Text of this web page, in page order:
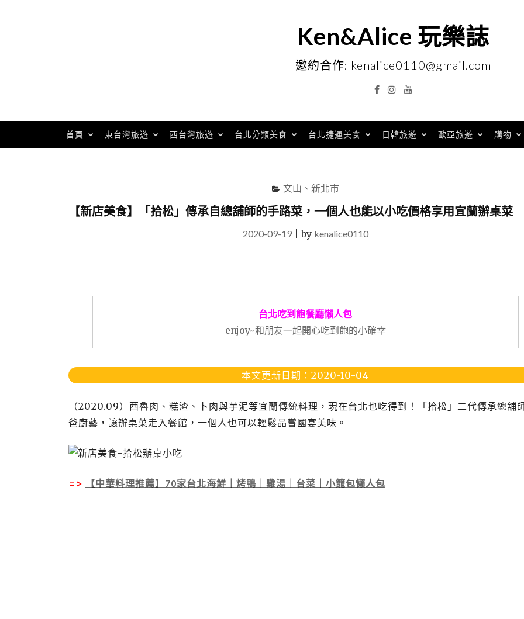
Ken&Alice 玩樂誌
邀約合作: kenalice0110@gmail.com
FacebookInstagramYouTube
首頁 東台灣旅遊 西台灣旅遊 台北分類美食 台北捷運美食 日韓旅遊 歐亞旅遊 購物
文山、新北市
【新店美食】「拾松」傳承自總舖師的手路菜，一個人也能以小吃價格享用宜蘭辦桌菜
2020-09-19|by kenalice0110
台北吃到飽餐廳懶人包
enjoy~和朋友一起開心吃到飽的小確幸
本文更新日期：2020-10-04
（2020.09）西魯肉、糕渣、卜肉與芋泥等宜蘭傳統料理，現在台北也吃得到！「拾松」二代傳承總舖
爸廚藝，讓辦桌菜走入餐館，一個人也可以輕鬆品嘗國宴美味。
=> 【中華料理推薦】70家台北海鮮｜烤鴨｜雞湯｜台菜｜小籠包懶人包